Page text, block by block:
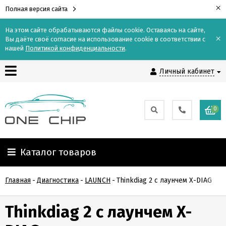
Полная версия сайта ×
На этом сайте обрабатываются файлы cookie. Оставаясь на сайте,
Вы даёте своё согласие на использование cookie в соответствии с
нашей Политикой конфиденциальности.
×
Личный кабинет
Контакты
Доставка
Оплата
О
компании
Гарантия
0
Каталог товаров
Главная - Диагностика - LAUNCH - Thinkdiag 2 с лаунчем X-DIAG
Thinkdiag 2 с лаунчем X-